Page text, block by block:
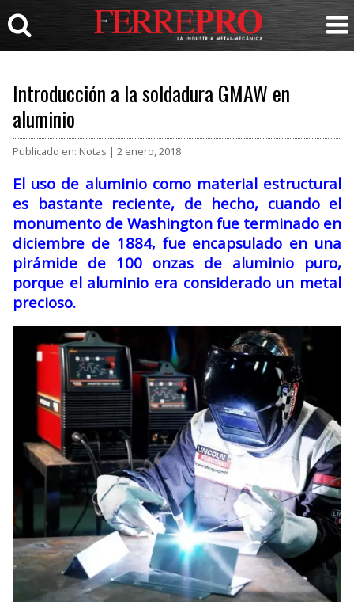
Introducción a la soldadura GMAW en
aluminio
Publicado en: Notas | 2 enero, 2018
El uso de aluminio como material estructural
es bastante reciente, de hecho, cuando el
monumento de Washington fue terminado en
diciembre de 1884, fue encapsulado en una
pirámide de 100 onzas de aluminio puro,
porque el aluminio era considerado un metal
precioso.